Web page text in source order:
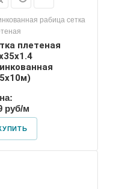
рабица сетка
плетеная
руб/м